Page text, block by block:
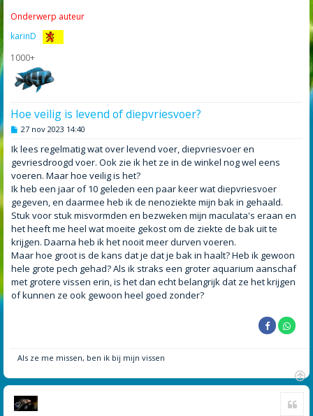
Onderwerp auteur
karinD
1000+
Hoe veilig is levend of diepvriesvoer?
B
r
c
h
t
27 nov 2023 14:40
Ik lees regelmatig wat over levend voer, diepvriesvoer en
gevriesdroogd voer. Ook zie ik het ze in de winkel nog wel eens
voeren. Maar hoe veilig is het?
Ik heb een jaar of 10 geleden een paar keer wat diepvriesvoer
gegeven, en daarmee heb ik de nenoziekte mijn bak in gehaald.
Stuk voor stuk misvormden en bezweken mijn maculata's eraan en
het heeft me heel wat moeite gekost om de ziekte de bak uit te
krijgen. Daarna heb ik het nooit meer durven voeren.
Maar hoe groot is de kans dat je dat je bak in haalt? Heb ik gewoon
hele grote pech gehad? Als ik straks een groter aquarium aanschaf
met grotere vissen erin, is het dan echt belangrijk dat ze het krijgen
of kunnen ze ook gewoon heel goed zonder?
Als ze me missen, ben ik bij mijn vissen
O